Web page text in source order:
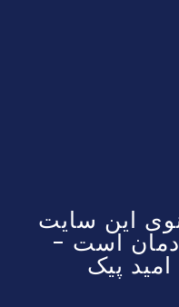
این سایت
است -
پیک